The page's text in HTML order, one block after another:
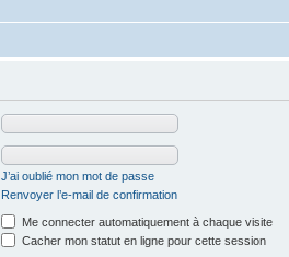
J’ai oublié mon mot de passe
Renvoyer l’e-mail de confirmation
Me connecter automatiquement à chaque visite
Cacher mon statut en ligne pour cette session